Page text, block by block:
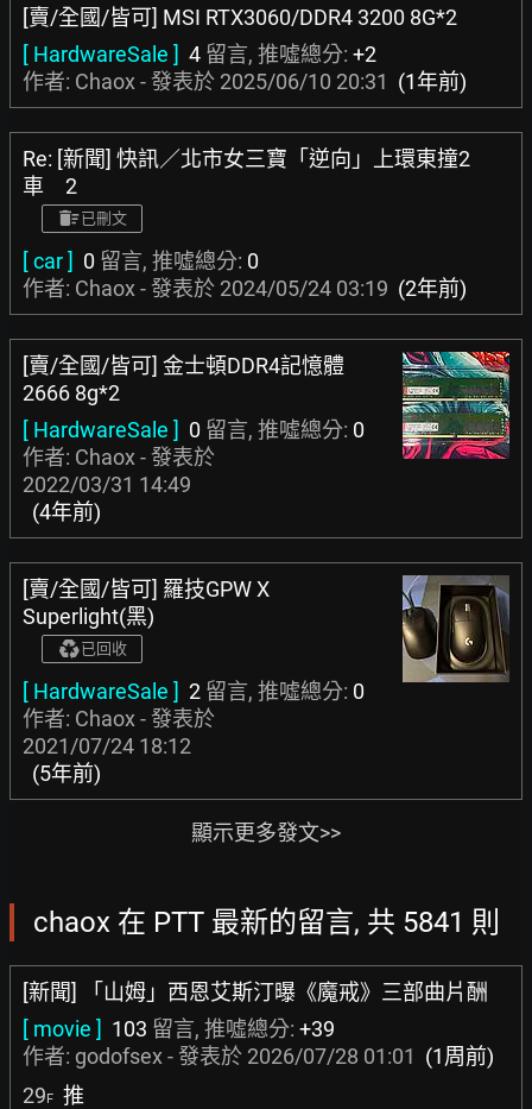
[賣/全國/皆可] MSI RTX3060/DDR4 3200 8G*2
[ HardwareSale ] 4 留言, 推噓總分: +2
作者: Chaox - 發表於 2025/06/10 20:31 (1年前)
Re: [新聞] 快訊／北市女三寶「逆向」上環東撞2
車 2
已刪文
[ car ] 0 留言, 推噓總分: 0
作者: Chaox - 發表於 2024/05/24 03:19 (2年前)
[賣/全國/皆可] 金士頓DDR4記憶體
2666 8g*2
[ HardwareSale ] 0 留言, 推噓總分: 0
作者: Chaox - 發表於
2022/03/31 14:49
(4年前)
[賣/全國/皆可] 羅技GPW X
Superlight(黑)
已回收
[ HardwareSale ] 2 留言, 推噓總分: 0
作者: Chaox - 發表於
2021/07/24 18:12
(5年前)
顯示更多發文>>
chaox 在 PTT 最新的留言, 共 5841 則
[新聞] 「山姆」西恩艾斯汀曝《魔戒》三部曲片酬
[ movie ] 103 留言, 推噓總分: +39
作者: godofsex - 發表於 2026/07/28 01:01 (1周前)
29F 推